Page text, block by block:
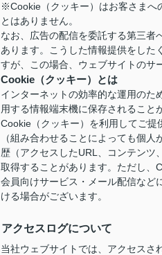
※Cookie（クッキー）はお客さまへ
とはありません。
なお、広告の配信を委託する第三者
あります。こうした情報提供をした
すが、この場合、ウェブサイトのサ
Cookie（クッキー）とは
インターネットの効率的な運用のた
用する情報端末機に保存されること
Cookie（クッキー）を利用してご
（組み合わせることによっても個
歴（アクセスしたURL、コンテンツ
取得することがあります。ただし、
会員向けサービス・メール配信など
ける場合がございます。
アクセスログについて
当社ウェブサイトでは、アクセスさ